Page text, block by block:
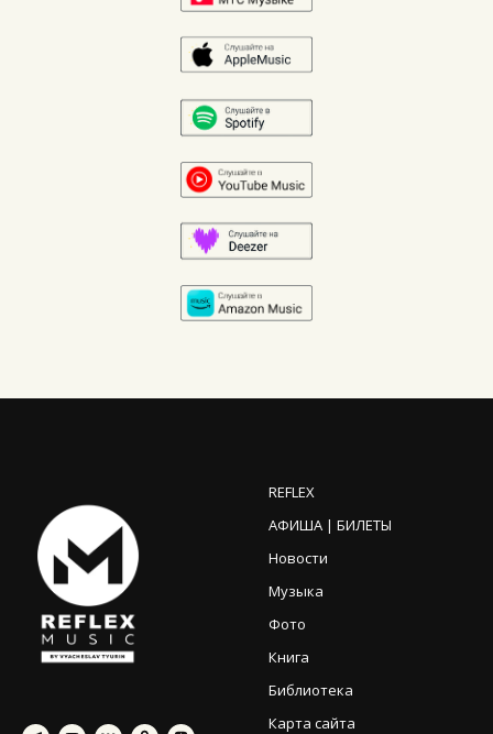
REFLEX
АФИША | БИЛЕТЫ
Новости
Музыка
Фото
Книга
Библиотека
Карта сайта